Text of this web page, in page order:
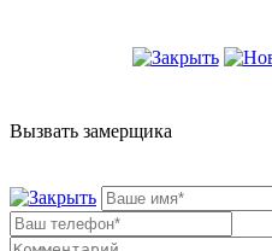
Вызвать замерщика